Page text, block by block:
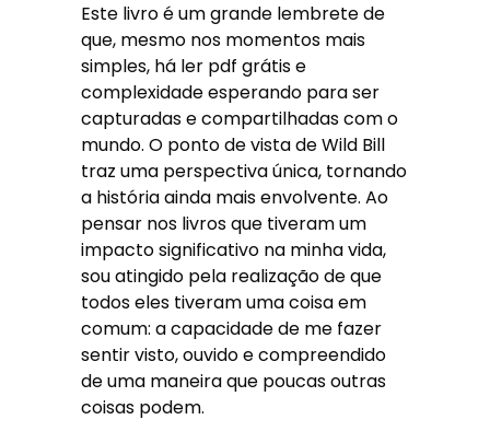
Este livro é um grande lembrete de
que, mesmo nos momentos mais
simples, há ler pdf grátis e
complexidade esperando para ser
capturadas e compartilhadas com o
mundo. O ponto de vista de Wild Bill
traz uma perspectiva única, tornando
a história ainda mais envolvente. Ao
pensar nos livros que tiveram um
impacto significativo na minha vida,
sou atingido pela realização de que
todos eles tiveram uma coisa em
comum: a capacidade de me fazer
sentir visto, ouvido e compreendido
de uma maneira que poucas outras
coisas podem.